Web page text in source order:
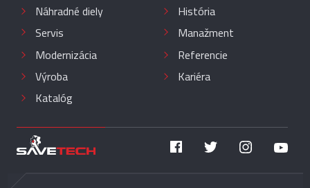
Náhradné diely
Servis
Modernizácia
Výroba
Katalóg
História
Manažment
Referencie
Kariéra